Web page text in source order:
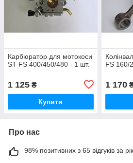
Карбюратор для мотокоси
ST FS 400/450/480 - 1 шт.
1 125 ₴
Купити
FS 160/
1 170
Про нас
98% позитивних з 65 відгуків за рік